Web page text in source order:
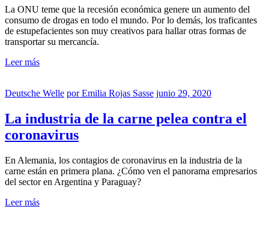
La ONU teme que la recesión económica genere un aumento del
consumo de drogas en todo el mundo. Por lo demás, los traficantes
de estupefacientes son muy creativos para hallar otras formas de
transportar su mercancía.
Leer más
Deutsche Welle porEmilia Rojas Sasse junio 29, 2020
La industria de la carne pelea contra el
coronavirus
En Alemania, los contagios de coronavirus en la industria de la
carne están en primera plana. ¿Cómo ven el panorama empresarios
del sector en Argentina y Paraguay?
Leer más